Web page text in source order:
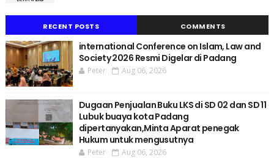
RECENT POSTS COMMENTS
international Conference on Islam, Law and
Society 2026 Resmi Digelar di Padang
Peter Aug 06, 2026
Dugaan Penjualan Buku LKS di SD 02 dan SD 11
Lubuk buaya kota Padang
dipertanyakan,Minta Aparat penegak
Hukum untuk mengusutnya
Peter Aug 06, 2026